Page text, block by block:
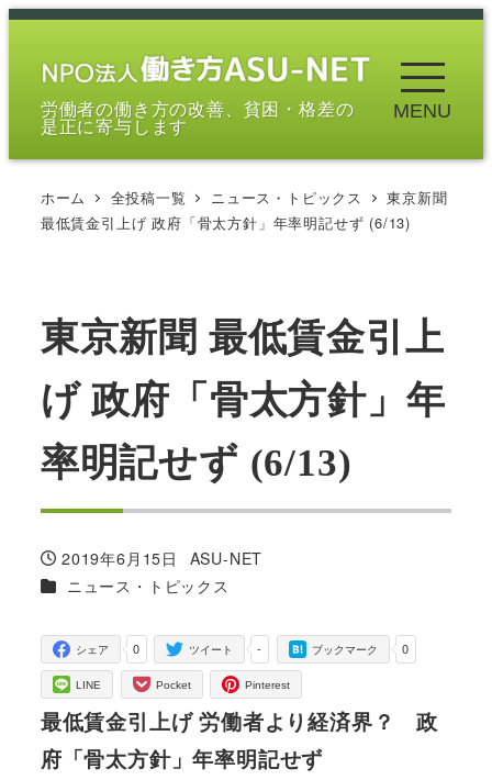
メ
労働者の働き方の改善、貧困・格差の
是正に寄与します
MENU
ホーム 全投稿一覧 ニュース・トピックス
東京新聞
最低賃金引上げ 政府「骨太方針」年率明記せず (6/13)
東京新聞 最低賃金引上
げ 政府「骨太方針」年
率明記せず (6/13)
投稿日
2019年6月15日
著
者
ASU-NET
カテゴリー
ニュース・トピックス
0
シェア -
ツイート 0
ブックマーク
LINE Pocket Pinterest
最低賃金引上げ 労働者より経済界？ 政
府「骨太方針」年率明記せず